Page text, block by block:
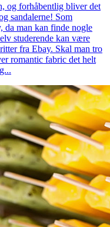
og forhåbentlig bliver det
sandalerne! Som
da man kan finde nogle
studerende kan være
fra Ebay. Skal man tro
romantic fabric det helt